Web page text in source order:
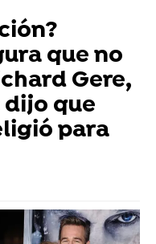
que no
Gere,
que
para